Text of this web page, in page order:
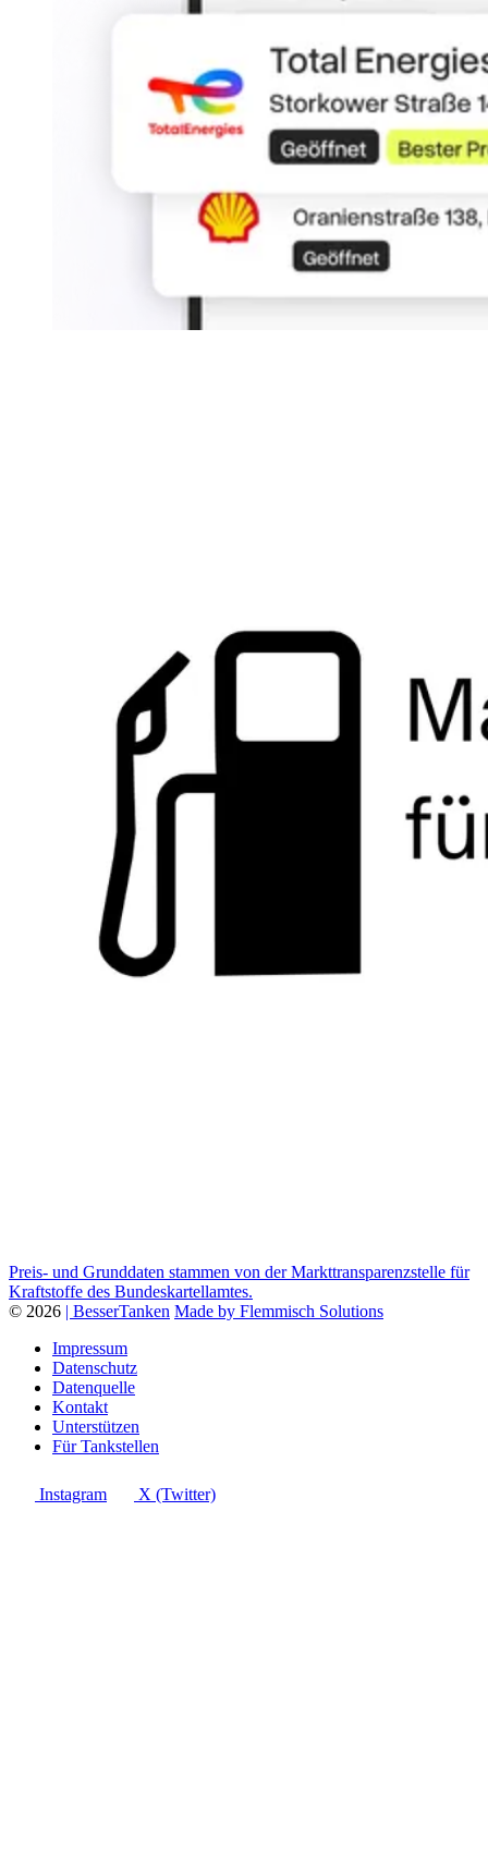
Preis- und Grunddaten stammen von der Markttransparenzstelle für
Kraftstoffe des Bundeskartellamtes.
© 2026 | BesserTanken Made by Flemmisch Solutions
Impressum
Datenschutz
Datenquelle
Kontakt
Unterstützen
Für Tankstellen
Instagram X (Twitter)